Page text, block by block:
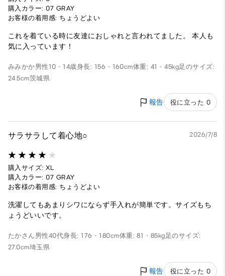
購入カラー: 07 GRAY
お客様の着用感: ちょうどよい
これを着ている時に友達におしゃれと言われてました。 本人も
気に入っています！
みみかか男性 10 - 14歳身長: 156 - 160cm体重: 41 - 45kg足のサイズ:
24.5cm茨城県
報告 役に立った 0
サラサラして着心地○ 2026/7/8
購入サイズ: XL
購入カラー: 07 GRAY
お客様の着用感: ちょうどよい
洗濯してもあまりシワにならず手入れが簡単です。サイズもち
ょうどいいです。
たかさん 男性40代身長: 176 - 180cm体重: 81 - 85kg足のサイズ:
27.0cm埼玉県
報告 役に立った 0